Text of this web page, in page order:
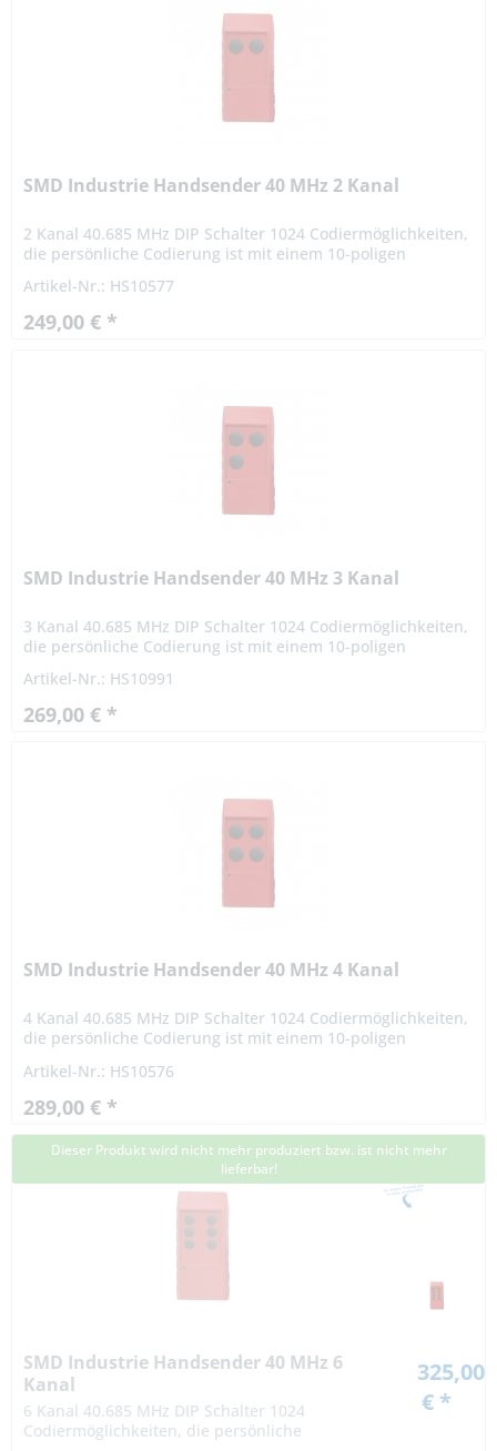
SMD Industrie Handsender 40 MHz 2 Kanal
2 Kanal 40.685 MHz DIP Schalter 1024 Codiermöglichkeiten,
die persönliche Codierung ist mit einem 10-poligen
beträgt...
Artikel-Nr.: HS10577
249,00 € *
SMD Industrie Handsender 40 MHz 3 Kanal
3 Kanal 40.685 MHz DIP Schalter 1024 Codiermöglichkeiten,
die persönliche Codierung ist mit einem 10-poligen
beträgt...
Artikel-Nr.: HS10991
269,00 € *
SMD Industrie Handsender 40 MHz 4 Kanal
4 Kanal 40.685 MHz DIP Schalter 1024 Codiermöglichkeiten,
die persönliche Codierung ist mit einem 10-poligen
beträgt...
Artikel-Nr.: HS10576
289,00 € *
Dieser Produkt wird nicht mehr produziert bzw. ist nicht mehr
lieferbar!
SMD Industrie Handsender 40 MHz 6
Kanal
6 Kanal 40.685 MHz DIP Schalter 1024
Codiermöglichkeiten, die persönliche
325,00
€ *